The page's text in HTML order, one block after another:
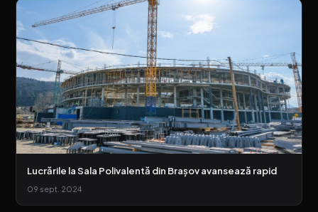
Lucrările la Sala Polivalentă din Brașov avansează rapid
09 sept. 2024